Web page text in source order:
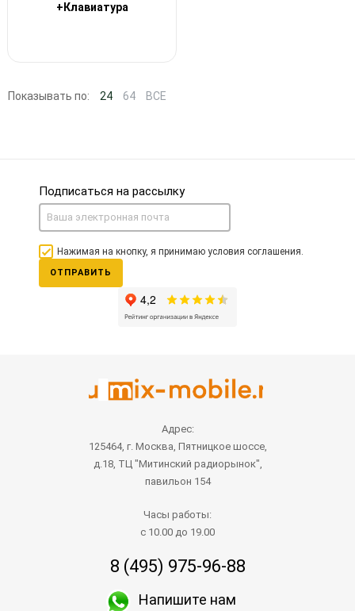
+Клавиатура
Показывать по: 24 64 ВСЕ
Подписаться на рассылку
Нажимая на кнопку, я принимаю условия соглашения.
ОТПРАВИТЬ
Адрес:
125464, г. Москва, Пятницкое шоссе,
д.18, ТЦ "Митинский радиорынок",
павильон 154
Часы работы:
с 10.00 до 19.00
8 (495) 975-96-88
Напишите нам